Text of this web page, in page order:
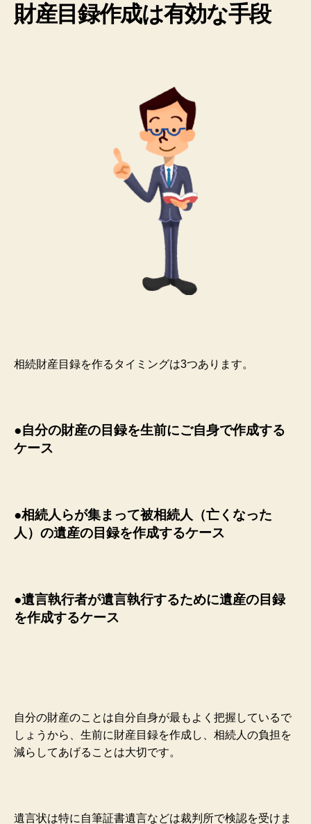
財産目録作成は有効な手段
相続財産目録を作るタイミングは3つあります。
●自分の財産の目録を生前にご自身で作成する
ケース
●相続人らが集まって被相続人（亡くなった
人）の遺産の目録を作成するケース
●遺言執行者が遺言執行するために遺産の目録
を作成するケース
自分の財産のことは自分自身が最もよく把握しているで
しょうから、生前に財産目録を作成し、相続人の負担を
減らしてあげることは大切です。
遺言状は特に自筆証書遺言などは裁判所で検認を受けま